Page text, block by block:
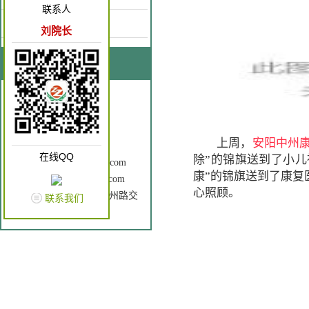
上周， 安阳中州
除”的锦旗送到了小
康”的锦旗送到了康
心照顾。
康复园地
联系我们
联系人：刘院长
手 机：18637262866
电 话：0372-3196120
Q Q： 2602760196
邮 箱：ayzzkfyy@163.com
网 址：www.ayzzkfyy.com
地 址： 安钢大道与中州路交
联系人
刘院长
在线QQ
联系我们